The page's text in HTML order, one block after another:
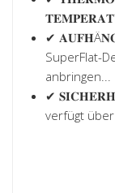
✔
SuperFlat-
anbringen...
✔
verfügt